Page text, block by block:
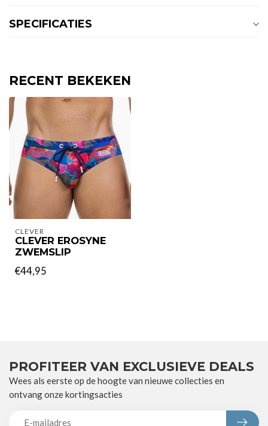
SPECIFICATIES
RECENT BEKEKEN
CLEVER
CLEVER EROSYNE
ZWEMSLIP
€44,95
PROFITEER VAN EXCLUSIEVE DEALS
Wees als eerste op de hoogte van nieuwe collecties en
ontvang onze kortingsacties